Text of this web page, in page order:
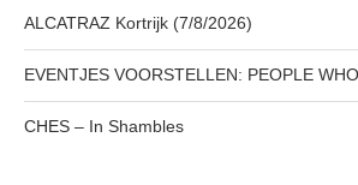
ALCATRAZ Kortrijk (7/8/2026)
EVENTJES VOORSTELLEN: PEOPLE
CHES – In Shambles